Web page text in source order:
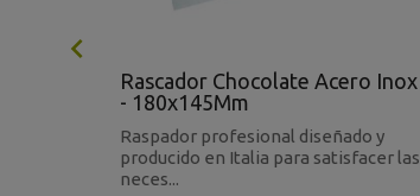

Rascador Chocolate Acero Inox
- 180x145Mm
Raspador profesional diseñado y
producido en Italia para satisfacer las
neces...